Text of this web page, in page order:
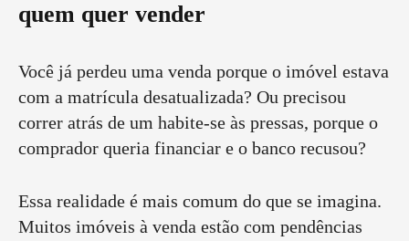
quem quer vender
Você já perdeu uma venda porque o imóvel estava
com a matrícula desatualizada? Ou precisou
correr atrás de um habite-se às pressas, porque o
comprador queria financiar e o banco recusou?
Essa realidade é mais comum do que se imagina.
Muitos imóveis à venda estão com pendências